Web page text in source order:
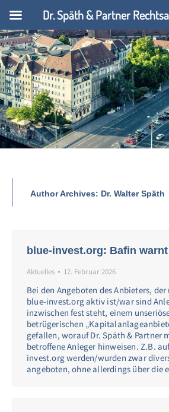
Author Archives: Dr. Walter Späth
blue-invest.org: Bafin warnt
Aktuelles 12. Februar 2026
Bei den Angeboten des Anbieters,
blue-invest.org aktiv ist/war sind
inzwischen fest steht, einem
betrügerischen
gefallen, worauf Dr. Späth & Partner
betroffene Anleger hinweisen. Z.B.
invest.org werden/wurden zwar
angeboten, ohne allerdings über
Dr. Späth & Partner